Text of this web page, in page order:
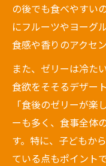
の後でも食べやすい
にフルーツやヨーグ
食感や香りのアクセ
また、ゼリーは冷た
食欲をそそるデザー
「食後のゼリーが楽
ーも多く、食事全体
す。特に、子どもか
ている点もポイントで